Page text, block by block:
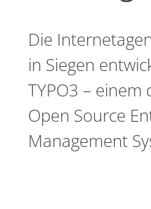
Die
in Siegen
TYPO3 –
Open Source
Management